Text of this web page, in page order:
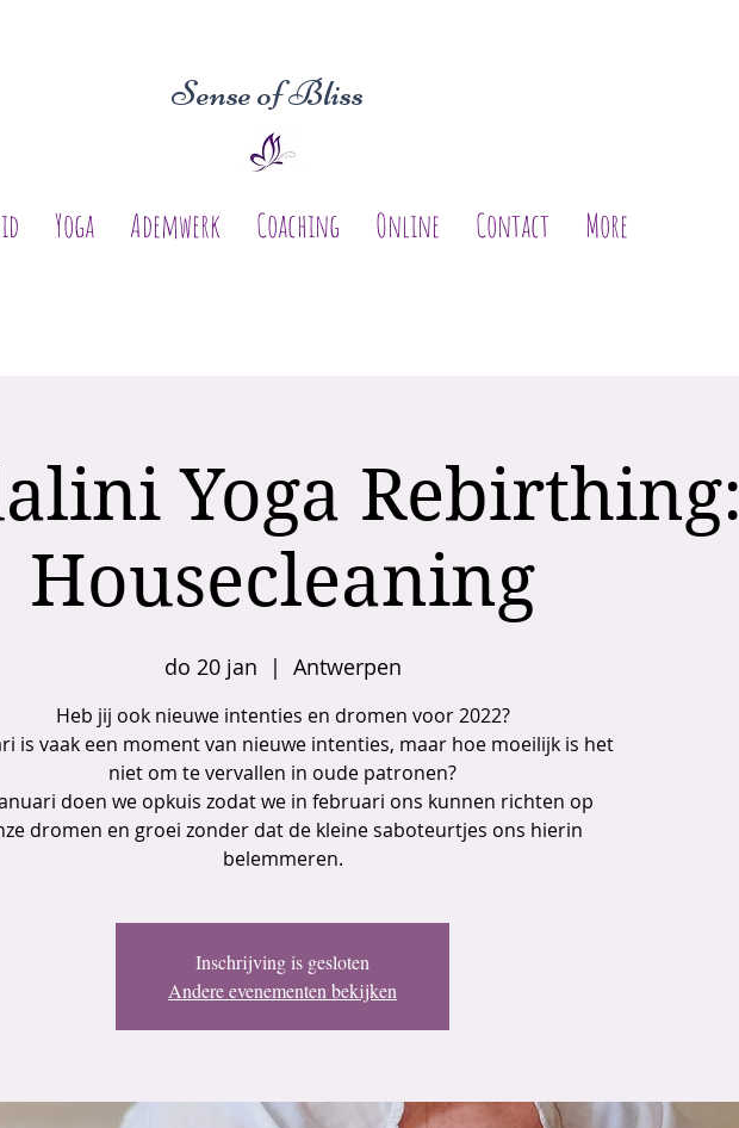
Yoga Ademwerk Coaching Online Contact More
Sense of Bliss
Yoga Rebirthing:
Housecleaning
do 20 jan
  |
Antwerpen
Heb jij ook nieuwe intenties en dromen voor 2022?
is vaak een moment van nieuwe intenties, maar hoe moeilijk is het
niet om te vervallen in oude patronen?
doen we opkuis zodat we in februari ons kunnen richten op
dromen en groei zonder dat de kleine saboteurtjes ons hierin
belemmeren.
Inschrijving is gesloten
Andere evenementen bekijken